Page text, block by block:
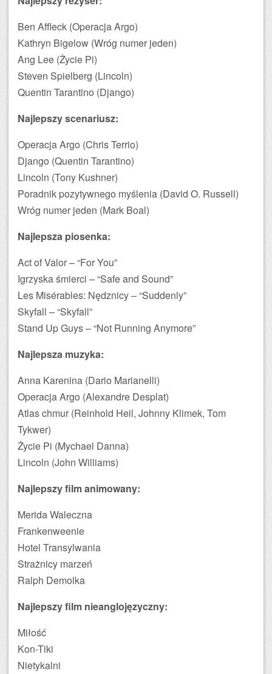
Ben Affleck (Operacja Argo)
Kathryn Bigelow (Wróg numer jeden)
Ang Lee (Życie Pi)
Steven Spielberg (Lincoln)
Quentin Tarantino (Django)
Najlepszy scenariusz:
Operacja Argo (Chris Terrio)
Django (Quentin Tarantino)
Lincoln (Tony Kushner)
Poradnik pozytywnego myślenia (David O. Russell)
Wróg numer jeden (Mark Boal)
Najlepsza piosenka:
Act of Valor – “For You”
Igrzyska śmierci – “Safe and Sound”
Les Misérables: Nędznicy – “Suddenly”
Skyfall – “Skyfall”
Stand Up Guys – “Not Running Anymore”
Najlepsza muzyka:
Anna Karenina (Dario Marianelli)
Operacja Argo (Alexandre Desplat)
Atlas chmur (Reinhold Heil, Johnny Klimek, Tom
Tykwer)
Życie Pi (Mychael Danna)
Lincoln (John Williams)
Najlepszy film animowany:
Merida Waleczna
Frankenweenie
Hotel Transylwania
Strażnicy marzeń
Ralph Demolka
Najlepszy film nieanglojęzyczny:
Miłość
Kon-Tiki
Nietykalni